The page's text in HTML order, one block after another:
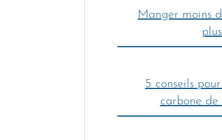
Manger moins
5 conseils
carbone